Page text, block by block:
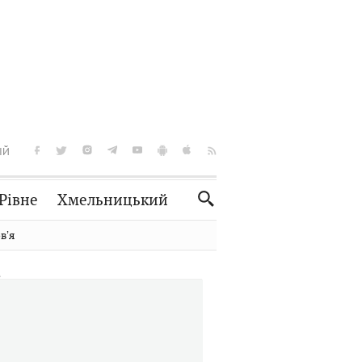
Хмельницький
Словко